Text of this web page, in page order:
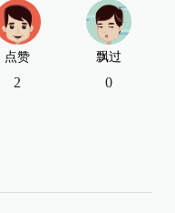
点赞
2
飘过
0